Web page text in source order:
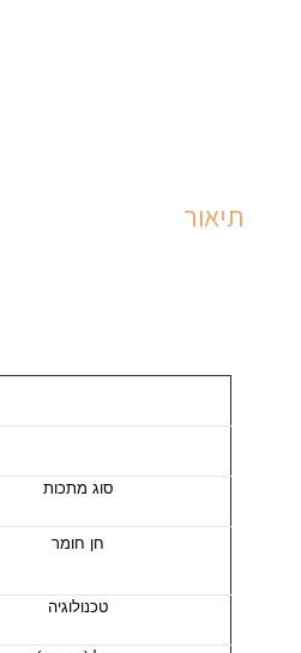
תיאור
סוג מתכות
חן חומר
טכנולוגיה